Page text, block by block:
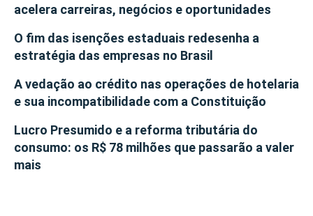
acelera carreiras, negócios e oportunidades
O fim das isenções estaduais redesenha a
estratégia das empresas no Brasil
A vedação ao crédito nas operações de hotelaria
e sua incompatibilidade com a Constituição
Lucro Presumido e a reforma tributária do
consumo: os R$ 78 milhões que passarão a valer
mais